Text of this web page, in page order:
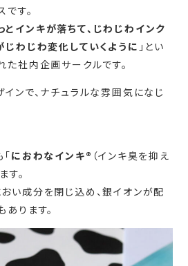
す。
とインキが落ちて、じわじわインク
じわじわ変化していくように 」とい
社内企画サークルです。
ンで、ナチュラルな雰囲気になじ
におわなインキ® （インキ臭を抑え
す。
い成分を閉じ込め、銀イオンが配
ります。